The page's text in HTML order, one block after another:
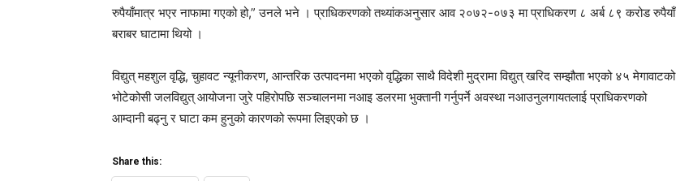
रुपैयाँमात्र भएर नाफामा गएको हो,” उनले भने । प्राधिकरणको तथ्यांकअनुसार आव २०७२-०७३ मा प्राधिकरण ८ अर्ब ८९ करोड रुपैयाँ
बराबर घाटामा थियो ।
विद्युत् महशुल वृद्धि, चुहावट न्यूनीकरण, आन्तरिक उत्पादनमा भएको वृद्धिका साथै विदेशी मुद्रामा विद्युत् खरिद सम्झौता भएको ४५ मेगावाटको
भोटेकोसी जलविद्युत् आयोजना जुरे पहिरोपछि सञ्चालनमा नआइ डलरमा भुक्तानी गर्नुपर्ने अवस्था नआउनुलगायतलाई प्राधिकरणको
आम्दानी बढ्नु र घाटा कम हुनुको कारणको रूपमा लिइएको छ ।
Share this: